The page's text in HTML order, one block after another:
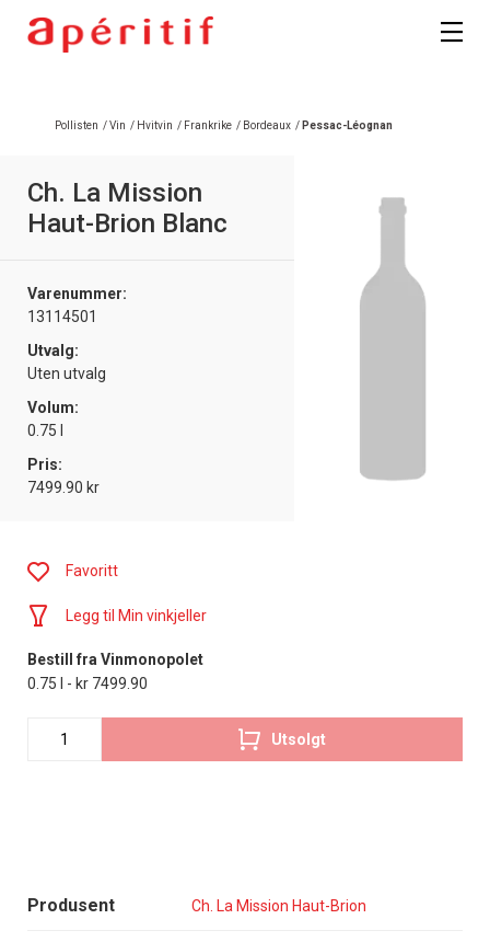
Pollisten /Vin / Hvitvin / Frankrike / Bordeaux / Pessac-Léognan
Ch. La Mission
Haut-Brion Blanc
Varenummer:
13114501
Utvalg:
Uten utvalg
Volum:
0.75 l
Pris:
7499.90 kr
Produsent Ch. La Mission Haut-Brion
Favoritt
Legg til Min vinkjeller
Bestill fra Vinmonopolet
0.75 l - kr 7499.90
Utsolgt